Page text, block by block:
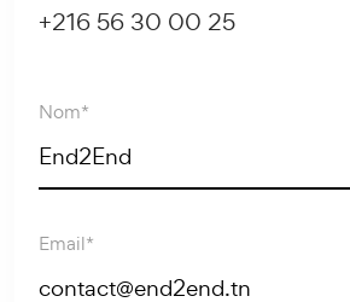
+216 56 30 00 25
Nom*
Email*